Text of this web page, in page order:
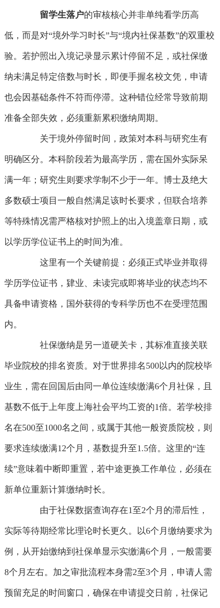
留学生落户的审核核心并非单纯看学历高
低，而是对“境外学习时长”与“境内社保基数”的双重校
验。若护照出入境记录显示累计停留不足，或社保缴
纳未满足特定倍数与时长，即便手握名校文凭，申请
也会因基础条件不符而停滞。这种错位经常导致前期
准备全部失效，必须重新累积缴纳周期。
关于境外停留时间，政策对本科与研究生有
明确区分。本科阶段若为最高学历，需在国外实际呆
满一年；研究生则要求学制不少于一年。博士及绝大
多数硕士项目一般自然满足该时长要求，但联合培养
等特殊情况需严格核对护照上的出入境盖章日期，或
以学历学位证书上的时间为准。
这里有一个关键前提：必须正式毕业并取得
学历学位证书，肄业、未读完或即将毕业的状态均不
具备申请资格，国外获得的专科学历也不在受理范围
内。
社保缴纳是另一道硬关卡，其标准直接关联
毕业院校的排名资质。对于世界排名500以内的院校毕
业生，需在回国后由同一单位连续缴满6个月社保，且
基数不低于上年度上海社会平均工资的1倍。若学校排
名在500至1000名之间，或属于其他一般资质院校，则
要求连续缴满12个月，基数提升至1.5倍。这里的“连
续”意味着中断即重置，若中途更换工作单位，必须在
新单位重新计算缴纳时长。
由于社保数据查询存在1至2个月的滞后性，
实际等待期经常比理论时长更久。以6个月缴纳要求为
例，从开始缴纳到社保单显示实缴满6个月，一般需要
8个月左右。加之审批流程本身需2至3个月，申请人需
预留充足的时间窗口，确保在申请提交日前，社保记